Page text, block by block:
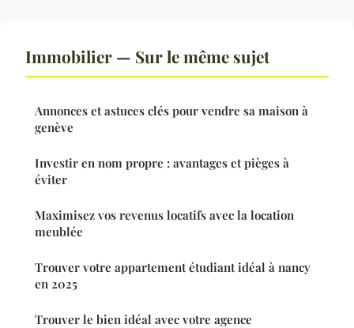
Immobilier — Sur le même sujet
Annonces et astuces clés pour vendre sa maison à
genève
Investir en nom propre : avantages et pièges à
éviter
Maximisez vos revenus locatifs avec la location
meublée
Trouver votre appartement étudiant idéal à nancy
en 2025
Trouver le bien idéal avec votre agence